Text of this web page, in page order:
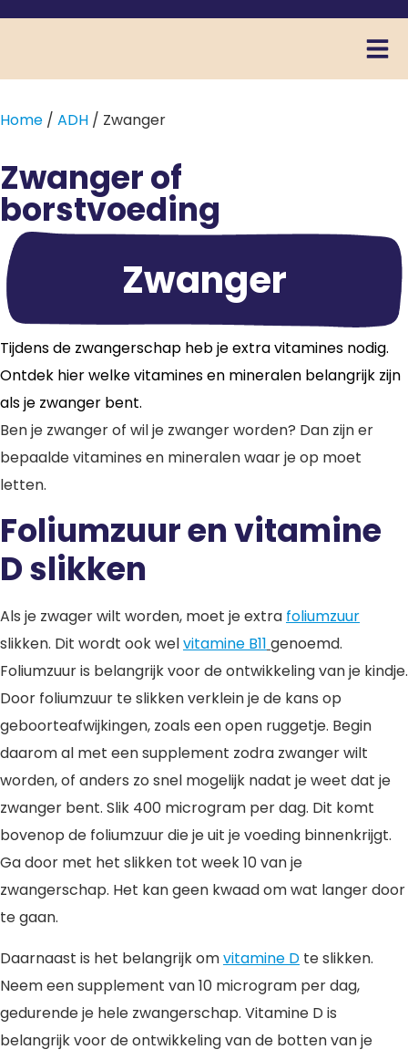
Home / ADH / Zwanger
Zwanger of
borstvoeding
Zwanger
Tijdens de zwangerschap heb je extra vitamines nodig.
Ontdek hier welke vitamines en mineralen belangrijk zijn
als je zwanger bent.
Ben je zwanger of wil je zwanger worden? Dan zijn er
bepaalde vitamines en mineralen waar je op moet
letten.
Foliumzuur en vitamine
D slikken
Als je zwager wilt worden, moet je extra foliumzuur
slikken. Dit wordt ook welvitamine B11 genoemd.
Foliumzuur is belangrijk voor de ontwikkeling van je kindje.
Door foliumzuur te slikken verklein je de kans op
geboorteafwijkingen, zoals een open ruggetje. Begin
daarom al met een supplement zodra zwanger wilt
worden, of anders zo snel mogelijk nadat je weet dat je
zwanger bent. Slik 400 microgram per dag. Dit komt
bovenop de foliumzuur die je uit je voeding binnenkrijgt.
Ga door met het slikken tot week 10 van je
zwangerschap. Het kan geen kwaad om wat langer door
te gaan.
Daarnaast is het belangrijk omvitamine D te slikken.
Neem een supplement van 10 microgram per dag,
gedurende je hele zwangerschap. Vitamine D is
belangrijk voor de ontwikkeling van de botten van je